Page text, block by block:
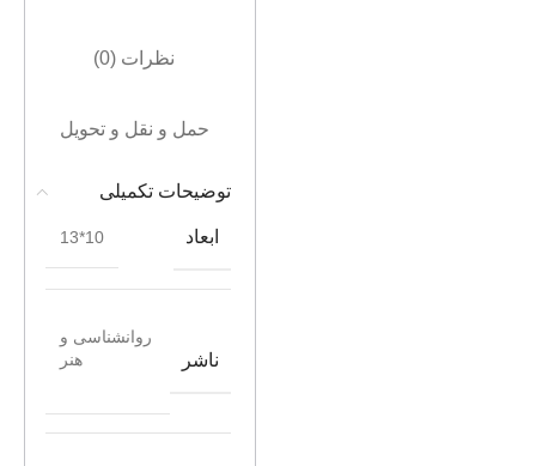
نظرات (0)
حمل و نقل و تحویل
توضیحات تکمیلی
ابعاد 10*13
ناشر
روانشناسی و
هنر